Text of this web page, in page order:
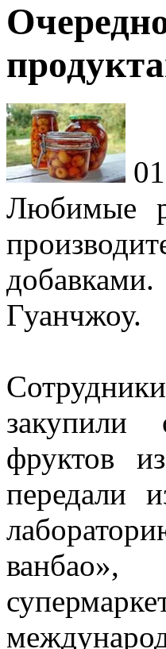
Любимые
Гуанчжоу.
закупили
фруктов
передали